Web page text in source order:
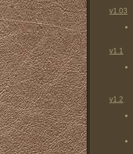
v1.03
v1.1
v1.2